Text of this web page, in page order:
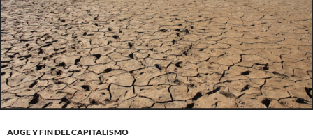
AUGE Y FIN DEL CAPITALISMO